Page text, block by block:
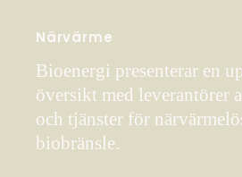
Närvärme
Bioenergi presenterar en
översikt med leverantörer
och tjänster för
biobränsle.